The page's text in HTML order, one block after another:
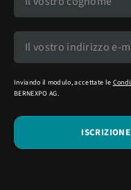
Inviando il modulo, accettate le
BERNEXPO AG.